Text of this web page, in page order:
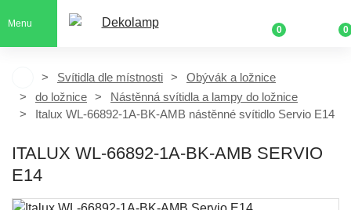
Menu
0 0
Svítidla dle místnosti
Obývák a ložnice
do ložnice
Nástěnná svítidla a lampy do ložnice
Italux WL-66892-1A-BK-AMB nástěnné svítidlo Servio E14
ITALUX WL-66892-1A-BK-AMB SERVIO
E14